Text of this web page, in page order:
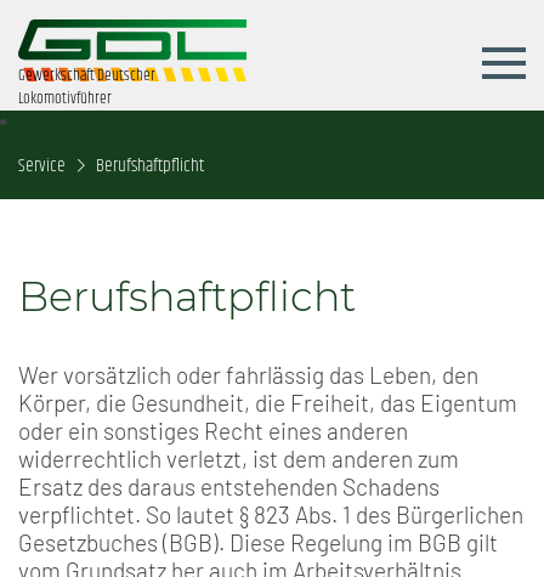
Gewerkschaft Deutscher
Lokomotivführer
Service Berufshaftpflicht
Berufshaftpflicht
Wer vorsätzlich oder fahrlässig das Leben, den
Körper, die Gesundheit, die Freiheit, das Eigentum
oder ein sonstiges Recht eines anderen
widerrechtlich verletzt, ist dem anderen zum
Ersatz des daraus entstehenden Schadens
verpflichtet. So lautet § 823 Abs. 1 des Bürgerlichen
Gesetzbuches (BGB). Diese Regelung im BGB gilt
vom Grundsatz her auch im Arbeitsverhältnis